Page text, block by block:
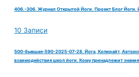
406.-306. Журнал Открытой Йоги. Проект Блог Йоги.
10 Записи
500-бывшая-590-2025-07-28. Йога, Копирайт,
взаимодействия школ йоги. Кому принадлежит